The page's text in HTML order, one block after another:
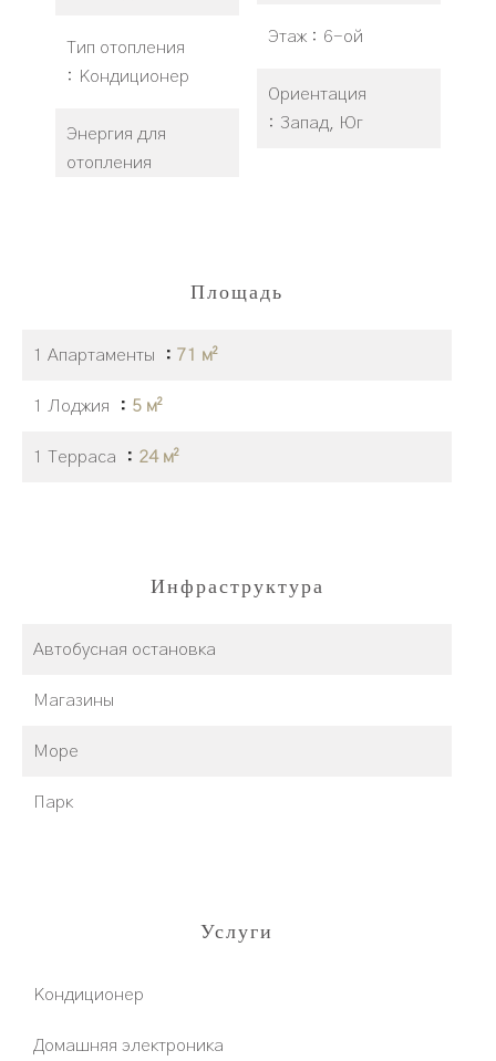
Тип отопления
Кондиционер
Энергия для
отопления
Этаж 6-ой
Ориентация
Запад, Юг
Площадь
1 Апартаменты 71 м²
1 Лоджия 5 м²
1 Терраса 24 м²
Инфраструктура
Автобусная остановка
Магазины
Море
Парк
Услуги
Кондиционер
Домашняя электроника